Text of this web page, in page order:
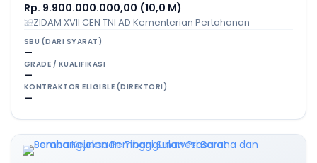
Rp. 9.900.000.000,00 (10,0 M)
ZIDAM XVII CEN TNI AD Kementerian Pertahanan
SBU (DARI SYARAT)
—
GRADE / KUALIFIKASI
—
KONTRAKTOR ELIGIBLE (DIREKTORI)
—